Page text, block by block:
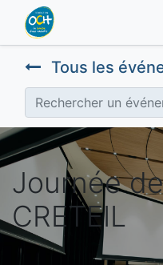
Tous les
Journée
CRETEIL